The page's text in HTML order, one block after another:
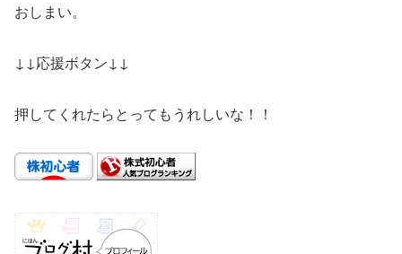
おしまい。
↓↓応援ボタン↓↓
押してくれたらとってもうれしいな！！